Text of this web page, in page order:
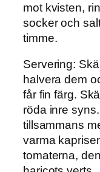
mot kvisten,
socker och
timme.
Servering:
halvera dem
får fin färg.
röda inre
tillsammans
varma
tomaterna,